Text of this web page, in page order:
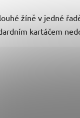
žíně v jedné
kartáčem